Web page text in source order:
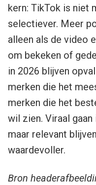
kern: TikTok is niet
selectiever. Meer
alleen als de video
om bekeken of
in 2026 blijven
merken die het
merken die het
wil zien. Viraal
maar relevant
waardevoller.
Bron